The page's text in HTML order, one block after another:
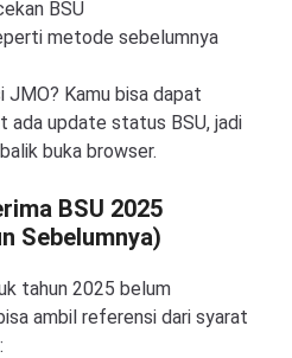
BSU
metode sebelumnya
JMO? Kamu bisa dapat
ada update status BSU, jadi
buka browser.
BSU 2025
Sebelumnya)
tahun 2025 belum
ambil referensi dari syarat